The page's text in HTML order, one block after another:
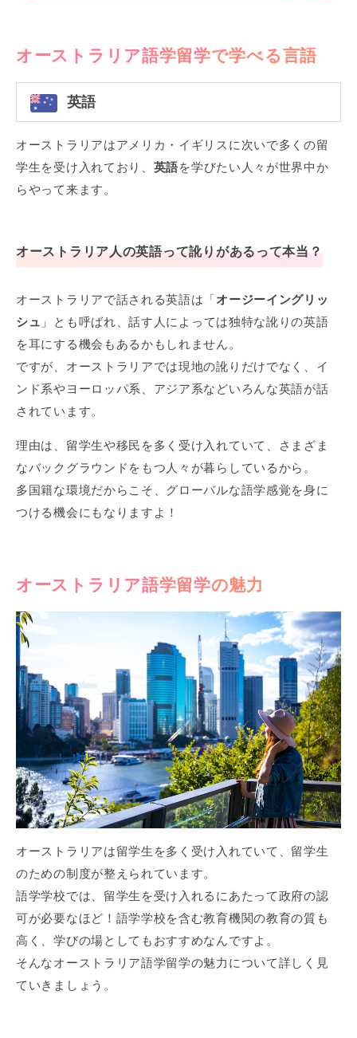
オーストラリア語学留学で学べる言語
英語
オーストラリアはアメリカ・イギリスに次いで多くの留
学生を受け入れており、 英語を学びたい人々が世界中か
らやって来ます。
オーストラリア人の英語って訛りがあるって本当？
オーストラリアで話される英語は「オージーイングリッ
シュ 」とも呼ばれ、話す人によっては独特な訛りの英語
を耳にする機会もあるかもしれません。
ですが、オーストラリアでは現地の訛りだけでなく、イ
ンド系やヨーロッパ系、アジア系などいろんな英語が話
されています。
理由は、留学生や移民を多く受け入れていて、さまざま
なバックグラウンドをもつ人々が暮らしているから。
多国籍な環境だからこそ、グローバルな語学感覚を身に
つける機会にもなりますよ！
オーストラリア語学留学の魅力
オーストラリアは留学生を多く受け入れていて、留学生
のための制度が整えられています。
語学学校では、留学生を受け入れるにあたって政府の認
可が必要なほど！語学学校を含む教育機関の教育の質も
高く、学びの場としてもおすすめなんですよ。
そんなオーストラリア語学留学の魅力について詳しく見
ていきましょう。